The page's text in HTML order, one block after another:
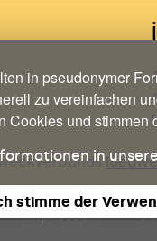
Impressum
in pseudonymer
zu vereinfachen
Cookies und
in
stimme der